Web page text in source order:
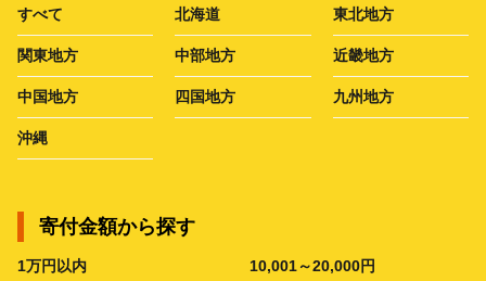
すべて 北海道 東北地方
関東地方 中部地方 近畿地方
中国地方 四国地方 九州地方
沖縄
寄付金額から探す
1万円以内 10,001～20,000円